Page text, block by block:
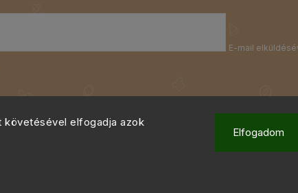
követésével elfogadja azok
Elfogadom